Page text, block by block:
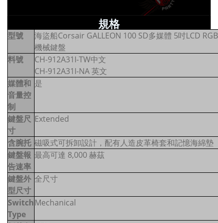
規格
型號
海盜船Corsair GALLEON 100 SD多媒體 5吋LCD RGB
機械鍵盤
料號
CH-912A31I-TW中文
CH-912A31I-NA 英文
媒體和
音量控
制
是
鍵盤尺
寸
Extended
含腕托 磁吸式可拆卸設計，配有人造皮革椅套和記憶海綿墊
鍵盤報
告速率
最高可達 8,000 赫茲
鍵盤外
型尺寸
全尺寸
Switch
Type
Mechanical